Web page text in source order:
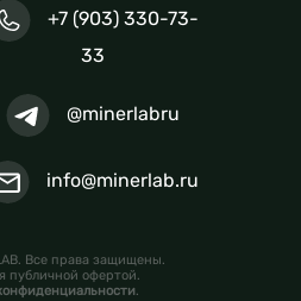
+7 (903) 330-73-
33
@minerlabru
info@minerlab.ru
Все права защищены.
публичной офертой.
.